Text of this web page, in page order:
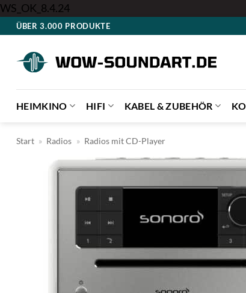
WS_OK_8.4.24Zum
Inhalt
ÜBER 3.000 PRODUKTE
HEIMKINO HIFI KABEL & ZUBEHÖR
Start » Radios » Radios mit CD-Player